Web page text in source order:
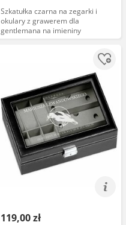
Szkatułka czarna na zegarki i
okulary z grawerem dla
gentlemana na imieniny
119,00 zł